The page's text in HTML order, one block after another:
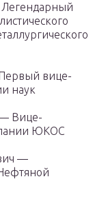
вице-
наук
Вице-
ЮКОС
—